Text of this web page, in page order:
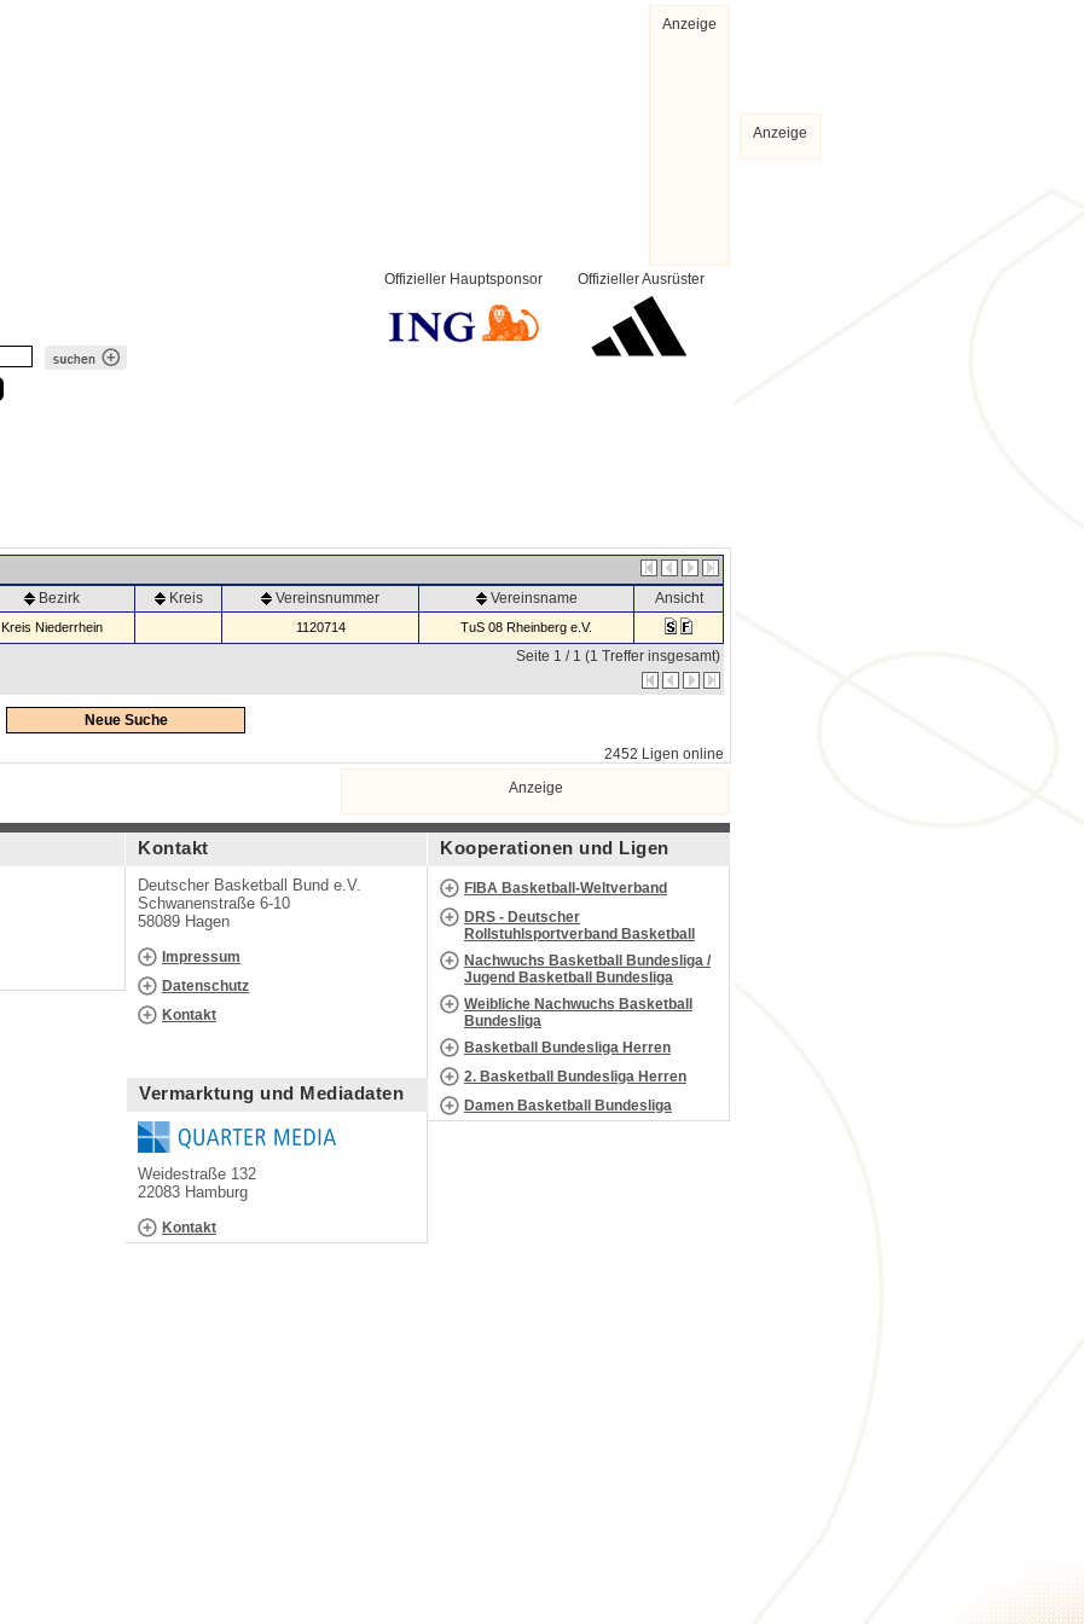
Anzeige
Offizieller Ausrüster
Offizieller Hauptsponsor
Bezirk Kreis Vereinsnummer Vereinsname Ansicht
Kreis Niederrhein 1120714 TuS 08 Rheinberg e.V.
Seite 1 / 1 (1 Treffer insgesamt)
Neue Suche
2452 Ligen online
Anzeige
Kontakt
Deutscher Basketball Bund e.V.
Schwanenstraße 6-10
58089 Hagen
Impressum
Datenschutz
Kontakt
Vermarktung und Mediadaten
Weidestraße 132
22083 Hamburg
Kontakt
Kooperationen und Ligen
FIBA Basketball-Weltverband
DRS - Deutscher
Rollstuhlsportverband Basketball
Nachwuchs Basketball Bundesliga /
Jugend Basketball Bundesliga
Weibliche Nachwuchs Basketball
Bundesliga
Basketball Bundesliga Herren
2. Basketball Bundesliga Herren
Damen Basketball Bundesliga
Anzeige